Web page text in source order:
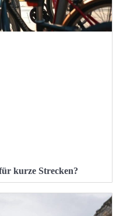
kurze Strecken?